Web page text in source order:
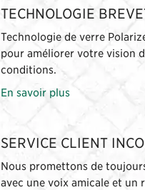
TECHNOLOGIE
Technologie de verre
pour améliorer votre vision
conditions.
En savoir plus
SERVICE CLIENT
Nous promettons de
avec une voix amicale et un